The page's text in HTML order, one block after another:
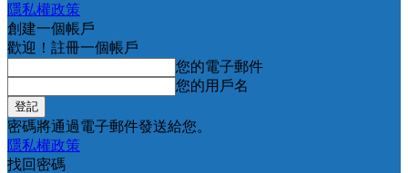
隱私權政策
創建一個帳戶
歡迎！註冊一個帳戶
您的電子郵件
您的用戶名
密碼將通過電子郵件發送給您。
隱私權政策
找回密碼